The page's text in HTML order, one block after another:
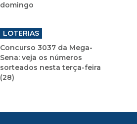
domingo
LOTERIAS
Concurso 3037 da Mega-
Sena: veja os números
sorteados nesta terça-feira
(28)